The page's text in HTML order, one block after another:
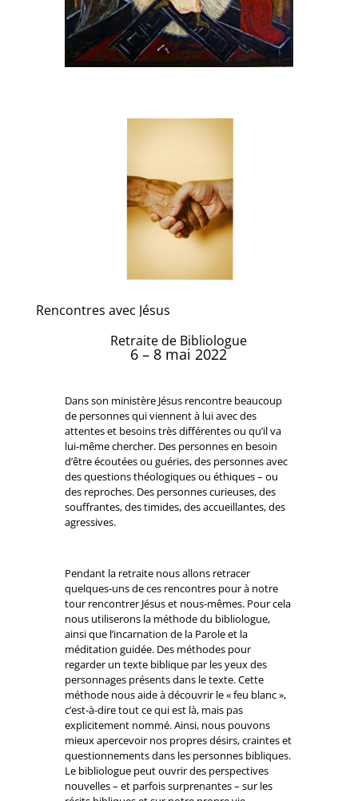
Rencontres avec Jésus
Retraite de Bibliologue
6 – 8 mai 2022
Dans son ministère Jésus rencontre beaucoup
de personnes qui viennent à lui avec des
attentes et besoins très différentes ou qu’il va
lui-même chercher. Des personnes en besoin
d’être écoutées ou guéries, des personnes avec
des questions théologiques ou éthiques – ou
des reproches. Des personnes curieuses, des
souffrantes, des timides, des accueillantes, des
agressives.
Pendant la retraite nous allons retracer
quelques-uns de ces rencontres pour à notre
tour rencontrer Jésus et nous-mêmes. Pour cela
nous utiliserons la méthode du bibliologue,
ainsi que l’incarnation de la Parole et la
méditation guidée. Des méthodes pour
regarder un texte biblique par les yeux des
personnages présents dans le texte. Cette
méthode nous aide à découvrir le « feu blanc »,
c’est-à-dire tout ce qui est là, mais pas
explicitement nommé. Ainsi, nous pouvons
mieux apercevoir nos propres désirs, craintes et
questionnements dans les personnes bibliques.
Le bibliologue peut ouvrir des perspectives
nouvelles – et parfois surprenantes – sur les